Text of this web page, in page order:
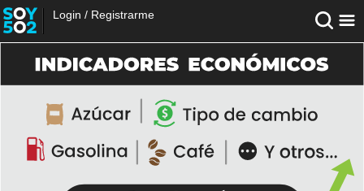
Login / Registrarme